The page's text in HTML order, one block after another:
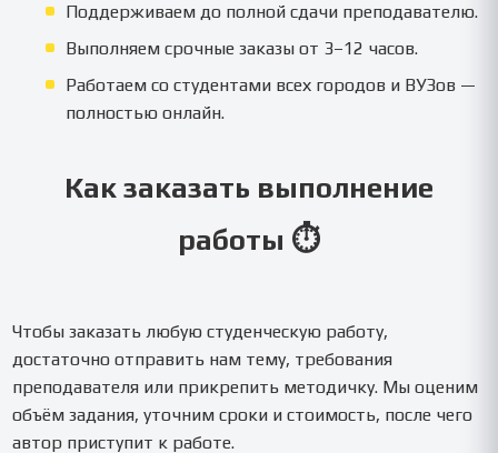
Поддерживаем до полной сдачи преподавателю.
Выполняем срочные заказы от 3–12 часов.
Работаем со студентами всех городов и ВУЗов —
полностью онлайн.
Как заказать выполнение
работы ⏱️
Чтобы заказать любую студенческую работу,
достаточно отправить нам тему, требования
преподавателя или прикрепить методичку. Мы оценим
объём задания, уточним сроки и стоимость, после чего
автор приступит к работе.